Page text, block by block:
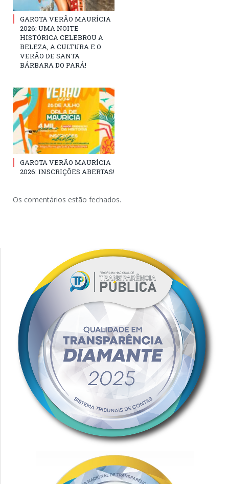
GAROTA VERÃO MAURÍCIA
2026: UMA NOITE
HISTÓRICA CELEBROU A
BELEZA, A CULTURA E O
VERÃO DE SANTA
BÁRBARA DO PARÁ!
GAROTA VERÃO MAURÍCIA
2026: INSCRIÇÕES ABERTAS!
Os comentários estão fechados.